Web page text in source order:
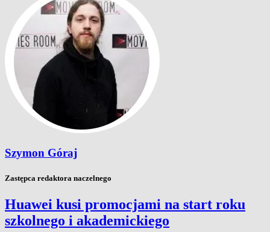
Szymon Góraj
Zastępca redaktora naczelnego
Huawei kusi promocjami na start roku
szkolnego i akademickiego